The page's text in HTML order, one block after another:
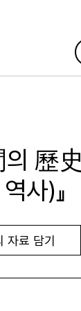
歷史
사)』
자료 담기